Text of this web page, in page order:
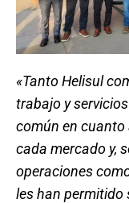
«Tanto Helisul
trabajo y
común en cuanto
cada mercado y,
operaciones
les han permitido